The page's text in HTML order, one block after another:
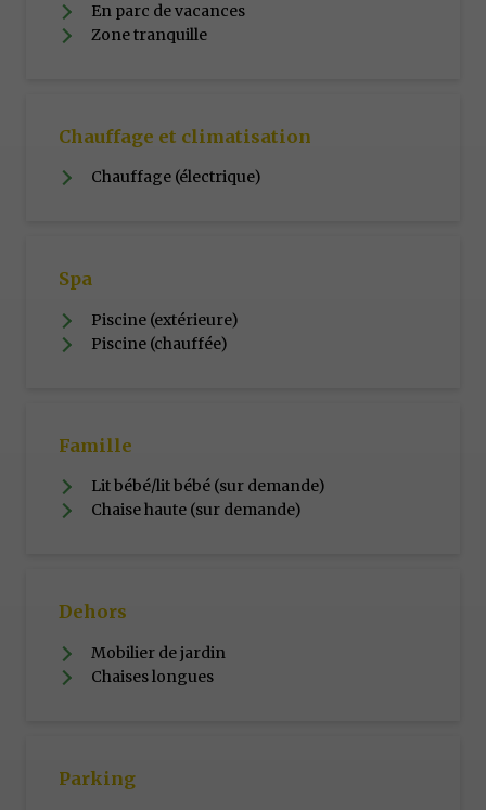
En parc de vacances
Zone tranquille
Chauffage et climatisation
Chauffage (électrique)
Spa
Piscine (extérieure)
Piscine (chauffée)
Famille
Lit bébé/lit bébé (sur demande)
Chaise haute (sur demande)
Dehors
Mobilier de jardin
Chaises longues
Parking